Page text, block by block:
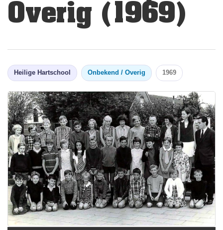
Overig (1969)
Heilige Hartschool Onbekend / Overig 1969